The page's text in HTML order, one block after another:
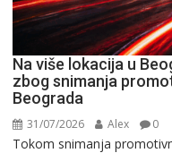
Na više lokacija u
zbog snimanja
Beograda
31/07/2026 Alex 0
Tokom snimanja